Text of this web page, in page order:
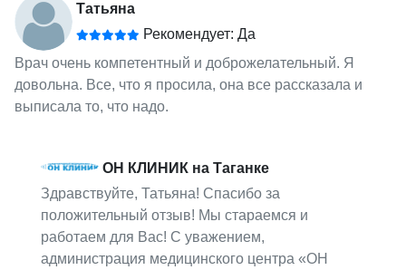
Татьяна
Рекомендует: Да
Врач очень компетентный и доброжелательный. Я
довольна. Все, что я просила, она все рассказала и
выписала то, что надо.
ОН КЛИНИК на Таганке
Здравствуйте, Татьяна! Спасибо за
положительный отзыв! Мы стараемся и
работаем для Вас! С уважением,
администрация медицинского центра «ОН